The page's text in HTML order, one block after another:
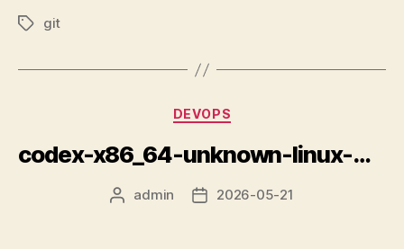
标
git
分
DEVOPS
codex-x86_64-unknown-linux-musl.zst vs codex-x86_64-unknown-linux-musl-bundle.tar.zst
文 admin
发 2026-05-21